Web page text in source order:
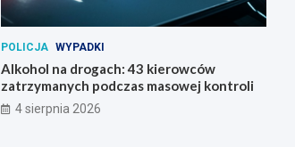
POLICJA WYPADKI
Alkohol na drogach: 43 kierowców
zatrzymanych podczas masowej kontroli
4 sierpnia 2026